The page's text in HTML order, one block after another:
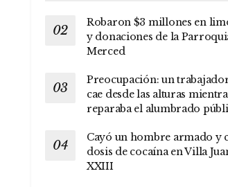
Robaron $3 millones en
y donaciones de la
Merced
Preocupación: un
cae desde las alturas
reparaba el alumbrado
Cayó un hombre armado y
dosis de cocaína en Villa
XXIII